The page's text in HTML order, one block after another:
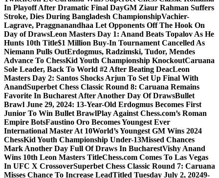
In Playoff After Dramatic Final DayGM Ziaur Rahman Suffers
Stroke, Dies During Bangladesh ChampionshipVachier-
Lagrave, Praggnanandhaa Let Opponents Off The Hook On
Day of DrawsLeon Masters Day 1: Anand Beats Topalov As He
Hunts 10th Title$1 Million Buy-In Tournament Cancelled As
Niemann Pulls OutErdogmus, Radzimski, Tudor, Mendes
Advance To ChessKid Youth Championship KnockoutCaruana
Sole Leader, Back To World #2 After Beating DeacLeon
Masters Day 2: Santos Shocks Arjun To Set Up Final With
AnandSuperbet Chess Classic Round 8: Caruana Remains
Favorite In Bucharest After Another Day Of DrawsBullet
Brawl June 29, 2024: 13-Year-Old Erdogmus Becomes First
Junior To Win Bullet BrawlPlay Against Chess.com’s Roman
Empire BotsFaustino Oro Becomes Youngest Ever
International Master At 10World’s Youngest GM Wins 2024
ChessKid Youth Championship Under-13Missed Chances
Mark Another Day Full Of Draws In BucharestVishy Anand
Wins 10th Leon Masters TitleChess.com Comes To Las Vegas
In UFC X CrossoverSuperbet Chess Classic Round 7: Caruana
Misses Chance To Increase LeadTitled Tuesday July 2, 20249-